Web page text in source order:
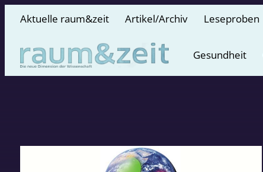
Aktuelle raum&zeit Artikel/Archiv Leseproben
Gesundheit